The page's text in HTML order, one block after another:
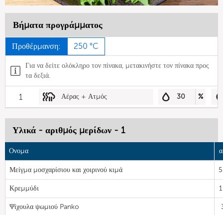
Βήματα προγράμματος
Προθέρμανση: 250 °C
Για να δείτε ολόκληρο τον πίνακα, μετακινήστε τον πίνακα προς
τα δεξιά.
1 Αέρας + Ατμός 30 %
Υλικά - αριθμός μερίδων - 1
Ονομα
Μείγμα μοσχαρίσιου και χοιρινού κιμά
Κρεμμύδι
Ψίχουλα ψωμιού Panko